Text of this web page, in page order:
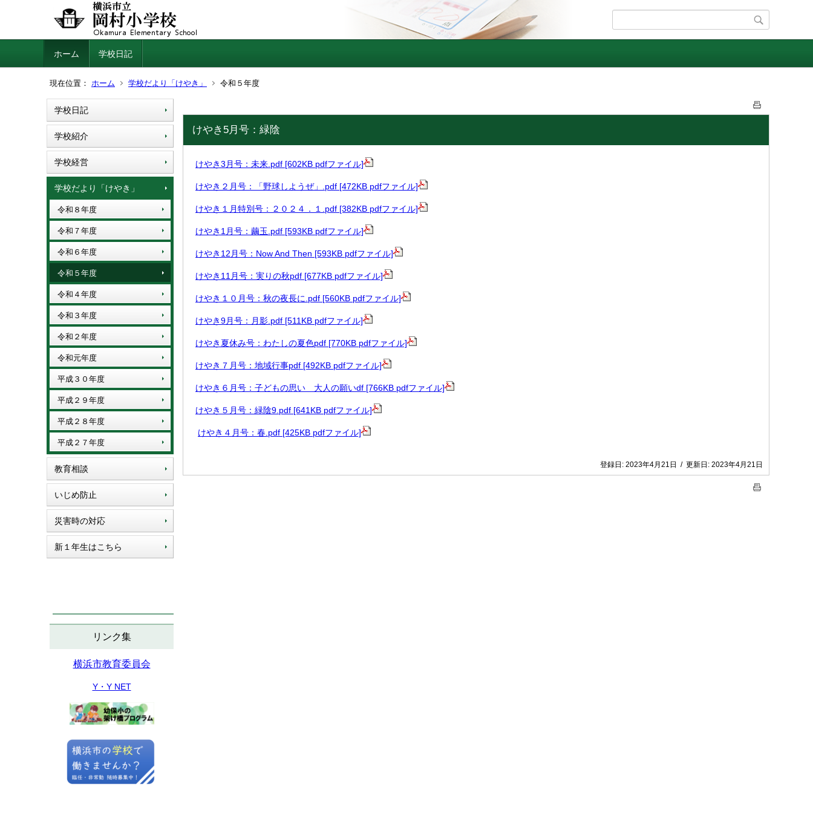
ホーム 学校日記
現在位置： ホーム 学校だより「けやき」 令和５年度
学校日記
学校紹介
学校経営
学校だより「けやき」
令和８年度
令和７年度
令和６年度
令和５年度
令和４年度
令和３年度
令和２年度
令和元年度
平成３０年度
平成２９年度
平成２８年度
平成２７年度
教育相談
いじめ防止
災害時の対応
新１年生はこちら
リンク集
横浜市教育委員会
Y・Y NET
けやき5月号：緑陰
けやき3月号：未来.pdf [602KB pdfファイル]
けやき２月号：「野球しようぜ」.pdf [472KB pdfファイル]
けやき１月特別号：２０２４．１.pdf [382KB pdfファイル]
けやき1月号：繭玉.pdf [593KB pdfファイル]
けやき12月号：Now And Then [593KB pdfファイル]
けやき11月号：実りの秋pdf [677KB pdfファイル]
けやき１０月号：秋の夜長に.pdf [560KB pdfファイル]
けやき9月号：月影.pdf [511KB pdfファイル]
けやき夏休み号：わたしの夏色pdf [770KB pdfファイル]
けやき７月号：地域行事pdf [492KB pdfファイル]
けやき６月号：子どもの思い 大人の願いdf [766KB pdfファイル]
けやき５月号：緑陰9.pdf [641KB pdfファイル]
けやき４月号：春.pdf [425KB pdfファイル]
登録日: 2023年4月21日 / 更新日: 2023年4月21日